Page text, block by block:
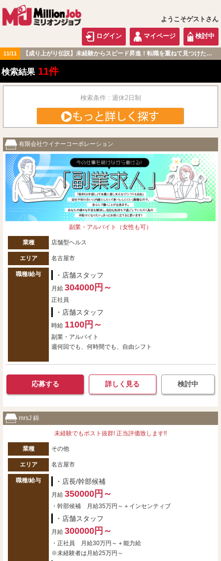
ようこそゲストさん
ログイン マイページ 検討中
11/11 【成り上がり伝説】未経験からスピード昇進！転職を重ねて見つけた『本当に働きやすい職場』とは？
東海版
検索結果 11件
検索条件 : 週休2日制
有限会社ウイナーコーポレーション
副業・アルバイト（女性も可）
業種 店舗型ヘルス
エリア 名古屋市
職種/給与 ・店舗スタッフ
月給 304000円～
正社員
・店舗スタッフ
時給 1100円～
副業・アルバイト
週何回でも、何時間でも、自由シフト
応募する 詳しく見る 検討中
mrsJ 錦
未経験でもポスト抜群! 正当評価致します!!
業種 その他
エリア 名古屋市
職種/給与 ・店長/幹部候補
月給 350000円～
・幹部候補 月給35万円～＋インセンティブ
・店舗スタッフ
月給 300000円～
・正社員 月給30万円～＋能力給
※未経験者は月給25万円～